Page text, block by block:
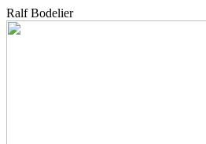
Ralf Bodelier